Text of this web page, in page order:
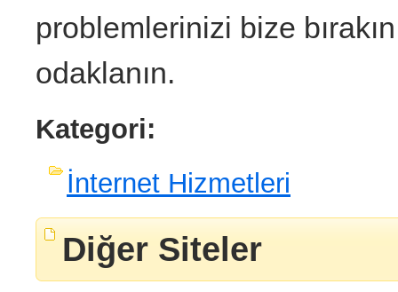
problemlerinizi bize
odaklanın.
Kategori:
İnternet Hizmetleri
Diğer Siteler